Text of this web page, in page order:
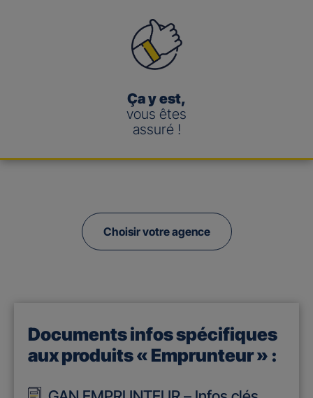
Ça y est,
vous êtes
assuré !
Choisir votre agence
Documents infos spécifiques
aux produits « Emprunteur » :